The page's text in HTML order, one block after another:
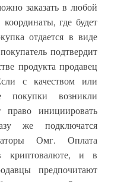
заказать в любой
где будет
отдается в виде
подтвердит
продукта продавец
с качеством или
покупки возникли
инициировать
же подключатся
Омг. Оплата
криптовалюте, и в
предпочитают